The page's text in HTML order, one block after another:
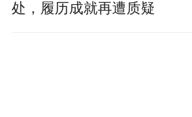
处，履历成就再遭质疑